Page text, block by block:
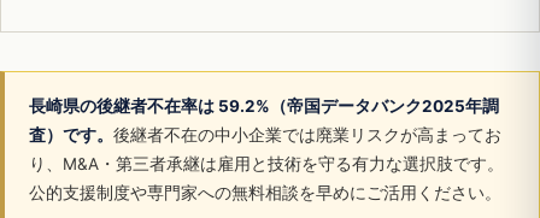
長崎県の後継者不在率は 59.2%（帝国データバンク2025年調
査）です。 後継者不在の中小企業では廃業リスクが高まってお
り、M&A・第三者承継は雇用と技術を守る有力な選択肢です。
公的支援制度や専門家への無料相談を早めにご活用ください。